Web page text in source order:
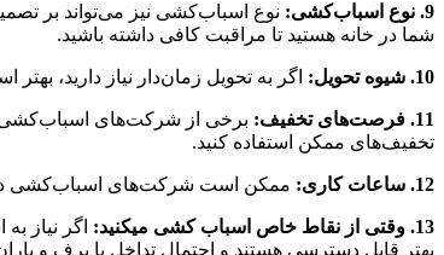
9. نوع اسباب‌کشی:
نوع اسباب‌کشی نیز می‌تواند بر
شما در خانه هستید تا مراقبت کافی داشته باشید.
10. شیوه تحویل: اگر به تحویل زمان‌دار نیاز دارید،
11. فرصت‌های تخفیف:
برخی از شرکت‌های اسباب‌کشی
تخفیف‌های ممکن استفاده کنید.
12. ساعات کاری: ممکن است شرکت‌های اسباب‌کشی در
13. وقتی از نقاط خاص اسباب کشی میکنید:
اگر نیاز
بهتر قابل دسترسی هستند و احتمال تداخل با برف و